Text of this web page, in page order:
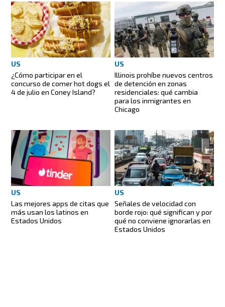
US
¿Cómo participar en el
concurso de comer hot dogs el
4 de julio en Coney Island?
US
Illinois prohíbe nuevos centros
de detención en zonas
residenciales: qué cambia
para los inmigrantes en
Chicago
US
Las mejores apps de citas que
más usan los latinos en
Estados Unidos
US
Señales de velocidad con
borde rojo: qué significan y por
qué no conviene ignorarlas en
Estados Unidos